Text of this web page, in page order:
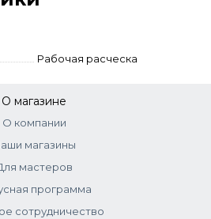
Рабочая расческа
О магазине
О компании
магазины
мастеров
программа
сотрудничество